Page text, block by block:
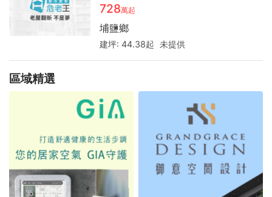
728萬起
埔鹽鄉
建坪:44.38起 未提供
區域精選